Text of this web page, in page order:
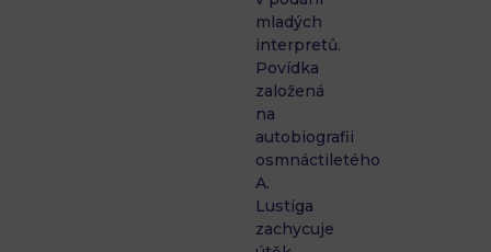
mladých
interpretů.
Povídka
založená
na
autobiografii
osmnáctiletého
A.
Lustiga
zachycuje